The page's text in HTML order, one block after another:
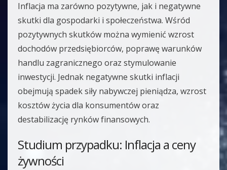
Inflacja ma zarówno pozytywne, jak i negatywne
skutki dla gospodarki i społeczeństwa. Wśród
pozytywnych skutków można wymienić wzrost
dochodów przedsiębiorców, poprawę warunków
handlu zagranicznego oraz stymulowanie
inwestycji. Jednak negatywne skutki inflacji
obejmują spadek siły nabywczej pieniądza, wzrost
kosztów życia dla konsumentów oraz
destabilizację rynków finansowych.
Studium przypadku: Inflacja a ceny
żywności